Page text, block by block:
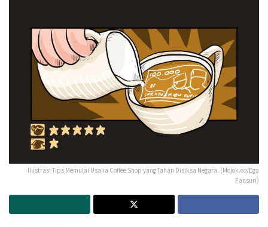
Ilustrasi Tips Memulai Usaha Coffee Shop yang Tahan Disiksa Negara. (Mojok.co/Ega
Fansuri)